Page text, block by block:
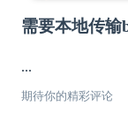
需要本地传输
...
期待你的精彩评论